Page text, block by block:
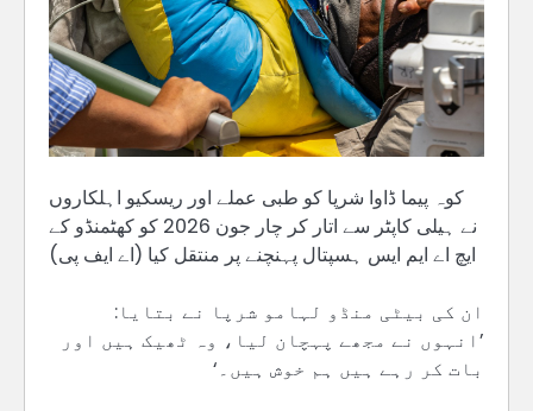
کوہ پیما ڈاوا شرپا کو طبی عملے اور ریسکیو اہلکاروں
نے ہیلی کاپٹر سے اتار کر چار جون 2026 کو کھٹمنڈو کے
ایچ اے ایم ایس ہسپتال پہنچنے پر منتقل کیا (اے ایف پی)
ان کی بیٹی منڈو لہامو شرپا نے بتایا:
’انہوں نے مجھے پہچان لیا، وہ ٹھیک ہیں اور
بات کر رہے ہیں ہم خوش ہیں۔‘